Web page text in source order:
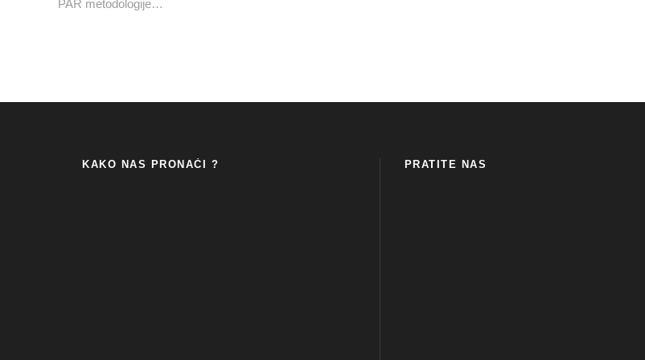
PAR metodologije…
KAKO NAS PRONAĆI ? PRATITE NAS